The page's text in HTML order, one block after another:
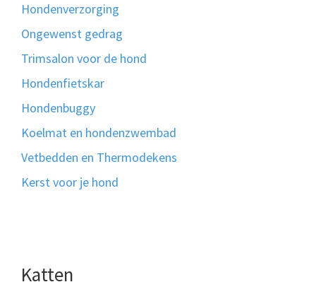
Hondenverzorging
Ongewenst gedrag
Trimsalon voor de hond
Hondenfietskar
Hondenbuggy
Koelmat en hondenzwembad
Vetbedden en Thermodekens
Kerst voor je hond
Katten